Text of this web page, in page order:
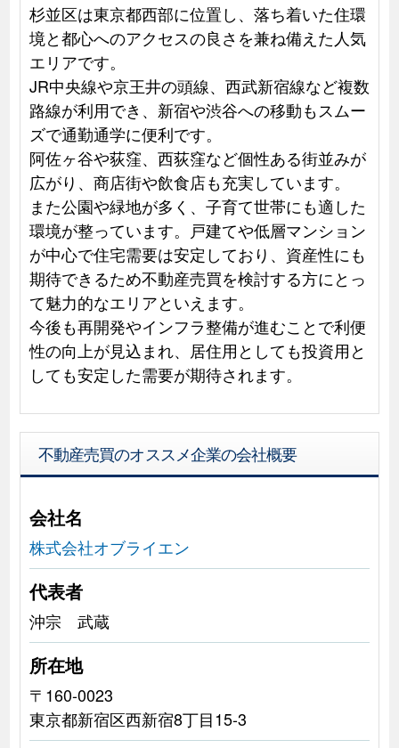
杉並区は東京都西部に位置し、落ち着いた住環
境と都心へのアクセスの良さを兼ね備えた人気
エリアです。
JR中央線や京王井の頭線、西武新宿線など複数
路線が利用でき、新宿や渋谷への移動もスムー
ズで通勤通学に便利です。
阿佐ヶ谷や荻窪、西荻窪など個性ある街並みが
広がり、商店街や飲食店も充実しています。
また公園や緑地が多く、子育て世帯にも適した
環境が整っています。戸建てや低層マンション
が中心で住宅需要は安定しており、資産性にも
期待できるため不動産売買を検討する方にとっ
て魅力的なエリアといえます。
今後も再開発やインフラ整備が進むことで利便
性の向上が見込まれ、居住用としても投資用と
しても安定した需要が期待されます。
不動産売買のオススメ企業の会社概要
会社名
株式会社オブライエン
代表者
沖宗 武蔵
所在地
〒160-0023
東京都新宿区西新宿8丁目15-3